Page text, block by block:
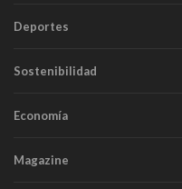
Deportes
Sostenibilidad
Economía
Magazine